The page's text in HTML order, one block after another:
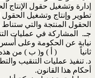
إدارة وتشغيل حقول الإنتاج
تطوير وإنتاج وتشغيل
الحقول المنتجة والتي
جـ. المشاركة في عمليات
نيابة عن الحكومة وعلى
ثانياً ( أ ) و( ب ) من هذه
د. تنفيذ عمليات التنقيب
أحكام هذا القانون.